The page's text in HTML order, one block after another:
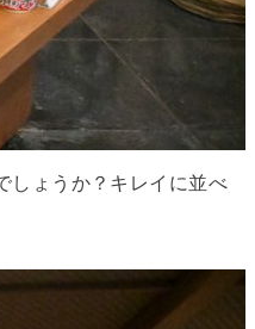
しょうか？キレイに並べ